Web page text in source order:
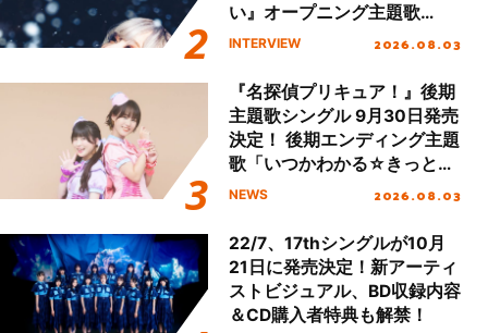
い』オープニング主題歌
「Amore」インタビュー
INTERVIEW 2026.08.03
『名探偵プリキュア！』後期
主題歌シングル 9月30日発売
決定！ 後期エンディング主題
歌「いつかわかる☆きっとあ
える」TVサイズ先行配信開
NEWS 2026.08.03
22/7、17thシングルが10月
21日に発売決定！新アーティ
ストビジュアル、BD収録内容
＆CD購入者特典も解禁！